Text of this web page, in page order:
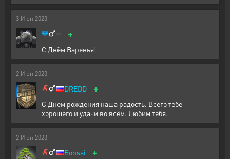
3 Июн 2023
+
С Днём Варенья!
2 Июн 2023
DREDD +
С Днем рождения наша радость. Всего тебе
хорошего и удачи во всём. Любим тебя.
2 Июн 2023
Bonsai +